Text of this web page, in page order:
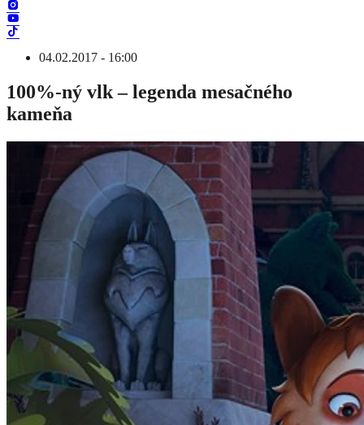
04.02.2017 - 16:00
100%-ný vlk – legenda mesačného
kameňa